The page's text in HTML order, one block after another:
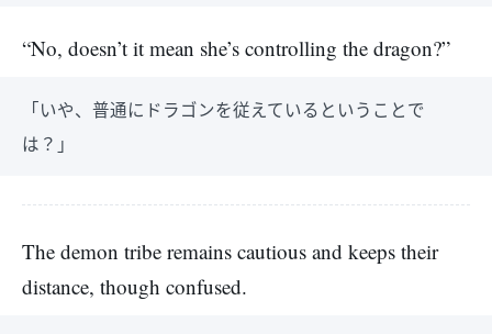
“No, doesn’t it mean she’s controlling the dragon?”
「いや、普通にドラゴンを従えているということで
は？」
The demon tribe remains cautious and keeps their
distance, though confused.